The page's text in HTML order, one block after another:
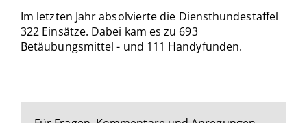
Im letzten Jahr absolvierte die Diensthundestaffel
322 Einsätze. Dabei kam es zu 693
Betäubungsmittel - und 111 Handyfunden.